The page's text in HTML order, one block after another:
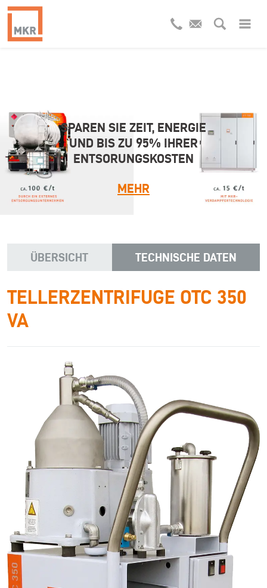
SPAREN SIE ZEIT, ENERGIE
UND BIS ZU 95% IHRER
ENTSORUNGSKOSTEN
MEHR
ZEIT UND KOSTEN SPAREN
BEIM INDUSTRIELLEN
GROSSPUTZ.
MEHR
ÜBERSICHT TECHNISCHE DATEN
TELLERZENTRIFUGE OTC 350
VA